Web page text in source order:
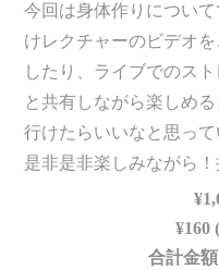
今回は身体作りについ
けレクチャーのビデオ
したり、ライブでのス
と共有しながら楽しめ
行けたらいいなと思って
是非是非楽しみながら
¥160
合計金